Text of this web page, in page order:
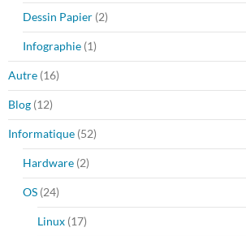
Dessin Papier (2)
Infographie (1)
Autre (16)
Blog (12)
Informatique (52)
Hardware (2)
OS (24)
Linux (17)